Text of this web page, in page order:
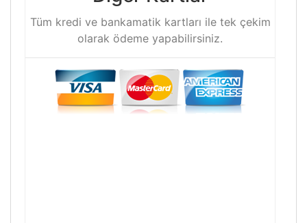
Tüm kredi ve bankamatik kartları ile tek çekim
olarak ödeme yapabilirsiniz.